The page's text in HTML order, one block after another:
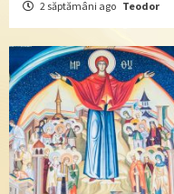
2 săptămâni ago Teodor